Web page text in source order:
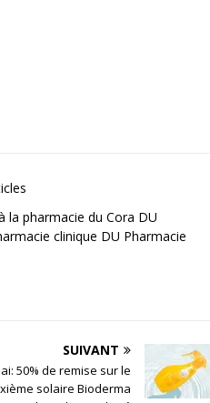
la pharmacie du Cora DU
clinique DU Pharmacie
SUIVANT
50% de remise sur le
solaire Bioderma